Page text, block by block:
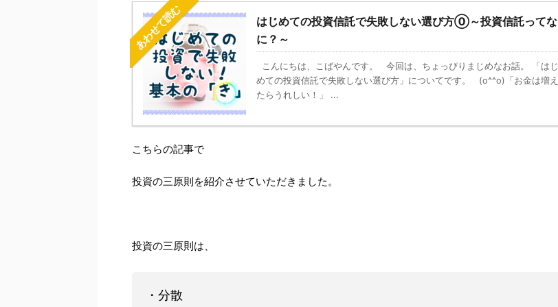
あわせて読む
はじめての投資信託で失敗しない選び方⓪～投資信託ってな
に？～
こんにちは、こばやんです。 今回は、ちょっぴりまじめなお話。 「はじ
めての投資信託で失敗しない選び方」についてです。 (o^^o)「お金は増え
たらうれしい！」 ...
こちらの記事で
投資の三原則を紹介させていただきました。
投資の三原則は、
・分散